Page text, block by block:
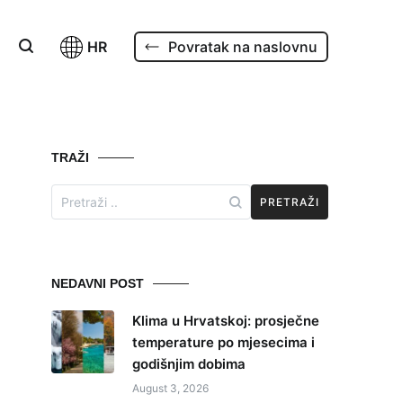
HR Povratak na naslovnu
TRAŽI
for:
NEDAVNI POST
Klima u Hrvatskoj: prosječne
temperature po mjesecima i
godišnjim dobima
August 3, 2026